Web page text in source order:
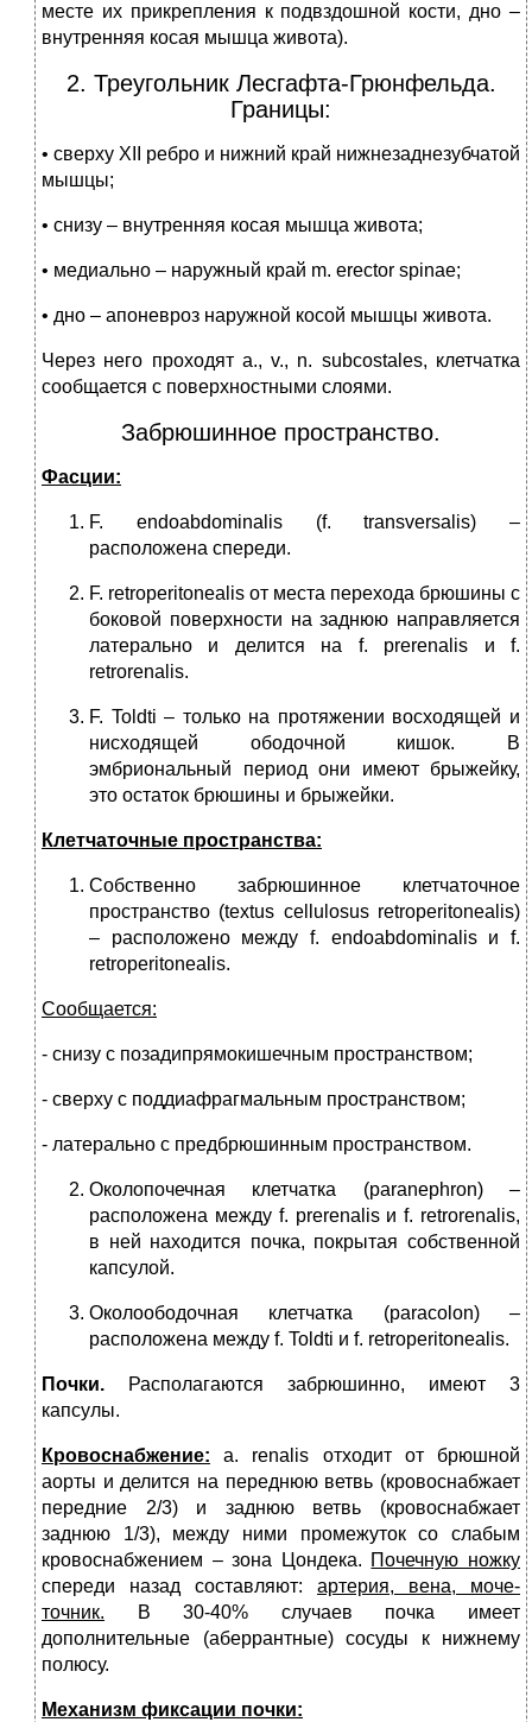
месте их прикрепления к подвздошной кости, дно –
внутренняя косая мышца живота).
2. Треугольник Лесгафта-Грюнфельда.
Границы:
• сверху XII ребро и нижний край нижнезаднезубчатой
мышцы;
• снизу – внутренняя косая мышца живота;
• медиально – наружный край m. erector spinae;
• дно – апоневроз наружной косой мышцы живота.
Через него проходят a., v., n. subcostales, клетчатка
сообщается с поверх­ностными слоями.
Забрюшинное пространство.
Фасции:
F. endoabdominalis (f. transversalis) –
расположена спереди.
F. retroperitonealis от места перехода брюшины с
боковой поверхно­сти на заднюю направляется
латерально и делится на f. prerenalis и f.
retrorenalis.
F. Toldti – только на протяжении восходящей и
нисходящей ободоч­ной кишок. В
эмбриональный период они имеют брыжейку,
это ос­таток брюшины и брыжейки.
Клетчаточные пространства:
Собственно забрюшинное клетчаточное
пространство (textus cellulosus retroperitonealis)
– расположено между f. endoabdominalis и f.
retroperitonealis.
Сообщается:
- снизу с позадипрямокишечным пространством;
- сверху с поддиафрагмальным пространством;
- латерально с предбрюшинным пространством.
Околопочечная клетчатка (paranephron) –
расположена между f. prerenalis и f. retrorenalis,
в ней находится почка, покрытая собственной
капсулой.
Околоободочная клетчатка (paracolon) –
расположена между f. Toldti и f. retroperitonealis.
Почки.
Располагаются забрюшинно, имеют 3
капсулы.
Кровоснабжение:
а. renalis отходит от брюшной
аорты и делится на пе­реднюю ветвь (кровоснабжает
передние 2/3) и заднюю ветвь (кровоснабжает
заднюю 1/3), между ними промежуток со слабым
кровоснабжением – зона Цондека. Почечную ножку
спереди назад составляют: артерия, вена, моче­
точник. В 30-40% случаев почка имеет
дополнительные (аберрантные) сосу­ды к нижнему
полюсу.
Механизм фиксации почки: